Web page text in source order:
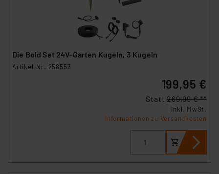
Die Bold Set 24V-Garten Kugeln, 3 Kugeln
Artikel-Nr. 258553
199,95 €
Statt269,99 € **
inkl. MwSt.
Informationen zu Versandkosten